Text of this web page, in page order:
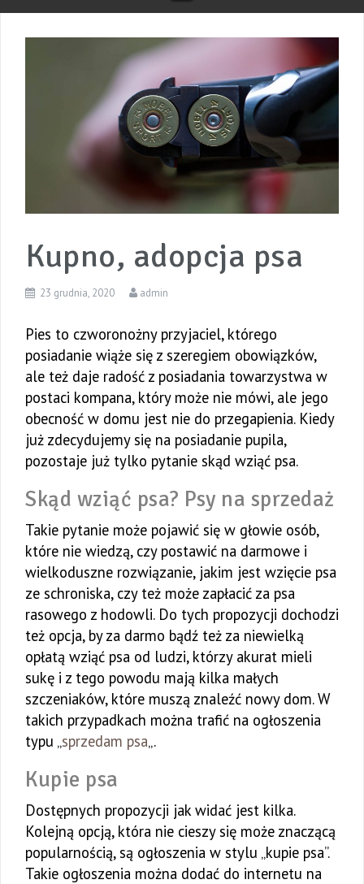
Kupno, adopcja psa
23 grudnia, 2020 admin
Pies to czworonożny przyjaciel, którego
posiadanie wiąże się z szeregiem obowiązków,
ale też daje radość z posiadania towarzystwa w
postaci kompana, który może nie mówi, ale jego
obecność w domu jest nie do przegapienia. Kiedy
już zdecydujemy się na posiadanie pupila,
pozostaje już tylko pytanie skąd wziąć psa.
Skąd wziąć psa? Psy na sprzedaż
Takie pytanie może pojawić się w głowie osób,
które nie wiedzą, czy postawić na darmowe i
wielkoduszne rozwiązanie, jakim jest wzięcie psa
ze schroniska, czy też może zapłacić za psa
rasowego z hodowli. Do tych propozycji dochodzi
też opcja, by za darmo bądź też za niewielką
opłatą wziąć psa od ludzi, którzy akurat mieli
sukę i z tego powodu mają kilka małych
szczeniaków, które muszą znaleźć nowy dom. W
takich przypadkach można trafić na ogłoszenia
typu „sprzedam psa„.
Kupie psa
Dostępnych propozycji jak widać jest kilka.
Kolejną opcją, która nie cieszy się może znaczącą
popularnością, są ogłoszenia w stylu „kupie psa”.
Takie ogłoszenia można dodać do internetu na